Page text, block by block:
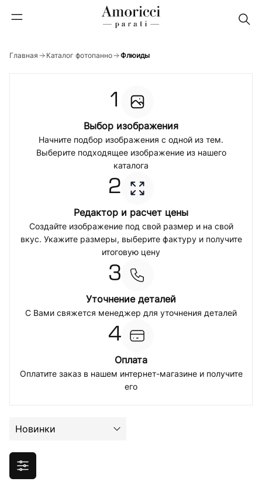
Главная Каталог фотопанно Флюиды
1
Выбор изображения
Начните подбор изображения с одной из тем.
Выберите подходящее изображение из нашего
каталога
2
Редактор и расчет цены
Создайте изображение под свой размер и на свой
вкус. Укажите размеры, выберите фактуру и получите
итоговую цену
3
Уточнение деталей
С Вами свяжется менеджер для уточнения деталей
4
Оплата
Оплатите заказ в нашем интернет-магазине и получите
его
Новинки